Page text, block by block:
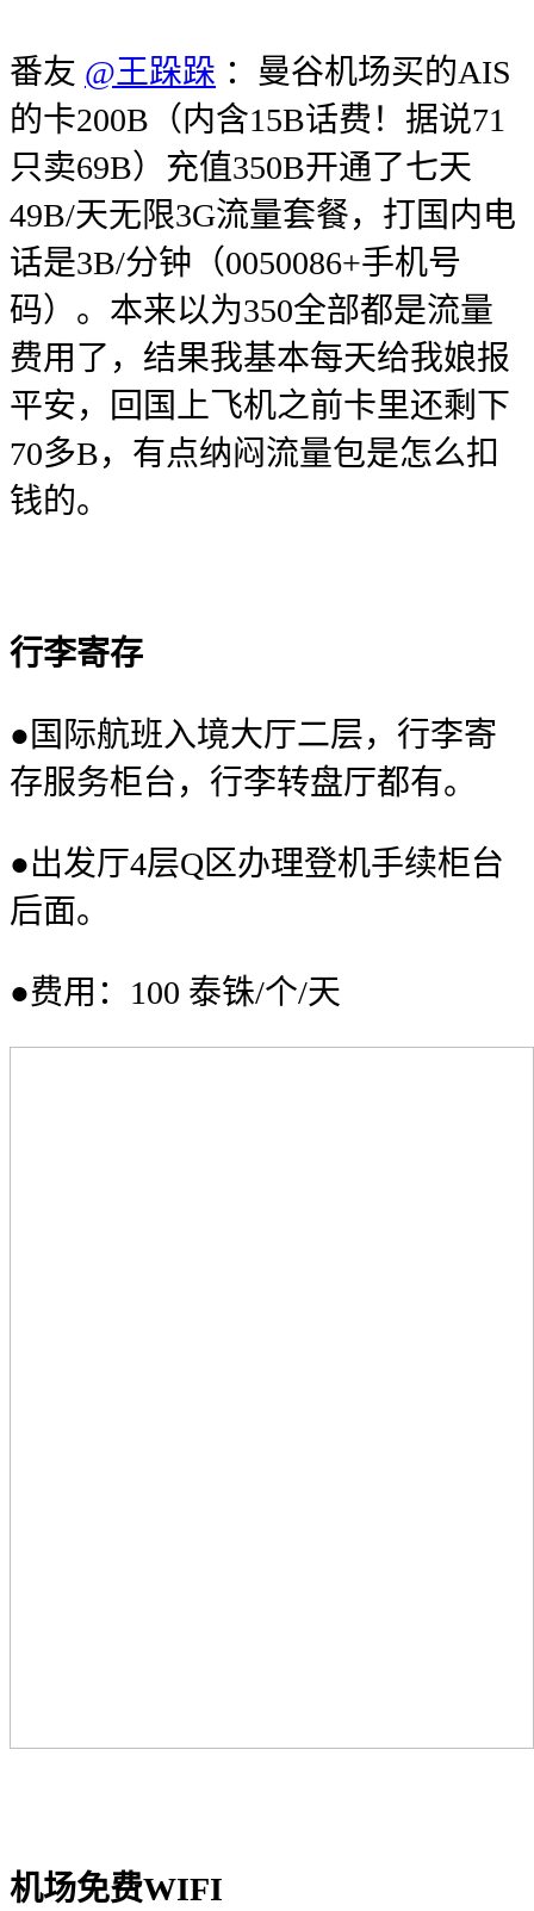
番友 @王跺跺 ：曼谷机场买的AIS
的卡200B（内含15B话费！据说71
只卖69B）充值350B开通了七天
49B/天无限3G流量套餐，打国内电
话是3B/分钟（0050086+手机号
码）。本来以为350全部都是流量
费用了，结果我基本每天给我娘报
平安，回国上飞机之前卡里还剩下
70多B，有点纳闷流量包是怎么扣
钱的。
行李寄存
●国际航班入境大厅二层，行李寄
存服务柜台，行李转盘厅都有。
●出发厅4层Q区办理登机手续柜台
后面。
●费用：100 泰铢/个/天
机场免费WIFI